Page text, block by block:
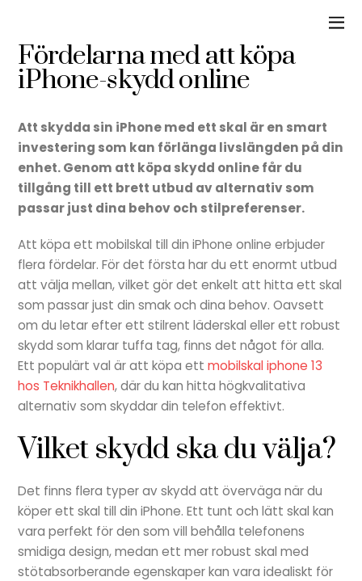
Fördelarna med att köpa
iPhone-skydd online
Att skydda sin iPhone med ett skal är en smart
investering som kan förlänga livslängden på din
enhet. Genom att köpa skydd online får du
tillgång till ett brett utbud av alternativ som
passar just dina behov och stilpreferenser.
Att köpa ett mobilskal till din iPhone online erbjuder
flera fördelar. För det första har du ett enormt utbud
att välja mellan, vilket gör det enkelt att hitta ett skal
som passar just din smak och dina behov. Oavsett
om du letar efter ett stilrent läderskal eller ett robust
skydd som klarar tuffa tag, finns det något för alla.
Ett populärt val är att köpa ettmobilskal iphone 13
hos Teknikhallen, där du kan hitta högkvalitativa
alternativ som skyddar din telefon effektivt.
Vilket skydd ska du välja?
Det finns flera typer av skydd att överväga när du
köper ett skal till din iPhone. Ett tunt och lätt skal kan
vara perfekt för den som vill behålla telefonens
smidiga design, medan ett mer robust skal med
stötabsorberande egenskaper kan vara idealiskt för